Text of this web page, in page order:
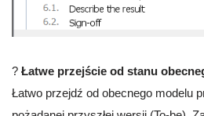
? Łatwe przejście od stanu
Łatwo przejdź od obecnego modelu